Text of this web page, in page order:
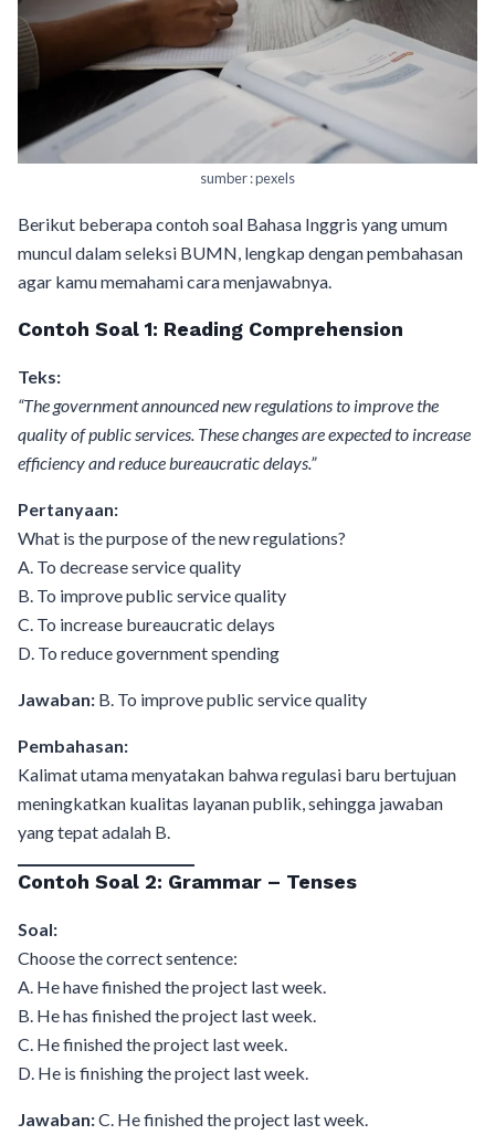
sumber : pexels
Berikut beberapa contoh soal Bahasa Inggris yang umum
muncul dalam seleksi BUMN, lengkap dengan pembahasan
agar kamu memahami cara menjawabnya.
Contoh Soal 1: Reading Comprehension
Teks:
“The government announced new regulations to improve the
quality of public services. These changes are expected to increase
efficiency and reduce bureaucratic delays.”
Pertanyaan:
What is the purpose of the new regulations?
A. To decrease service quality
B. To improve public service quality
C. To increase bureaucratic delays
D. To reduce government spending
Jawaban: B. To improve public service quality
Pembahasan:
Kalimat utama menyatakan bahwa regulasi baru bertujuan
meningkatkan kualitas layanan publik, sehingga jawaban
yang tepat adalah B.
Contoh Soal 2: Grammar – Tenses
Soal:
Choose the correct sentence:
A. He have finished the project last week.
B. He has finished the project last week.
C. He finished the project last week.
D. He is finishing the project last week.
Jawaban:C. He finished the project last week.